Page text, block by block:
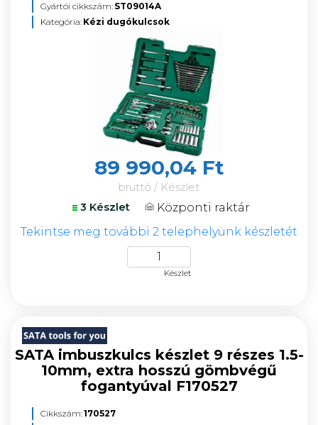
Gyártói cikkszám: ST09014A
Kategória: Kézi dugókulcsok
89 990,04 Ft
bruttó / Készlet
3 Készlet
Központi raktár
Tekintse meg további 2 telephelyünk készletét
Készlet
SATA imbuszkulcs készlet 9 részes 1.5-
10mm, extra hosszú gömbvégű
fogantyúval F170527
Cikkszám:170527